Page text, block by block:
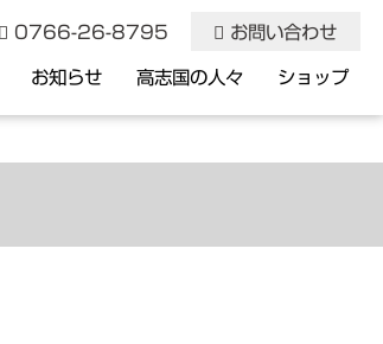
0766-26-8795 お問い合わせ
お知らせ 高志国の人々 ショップ